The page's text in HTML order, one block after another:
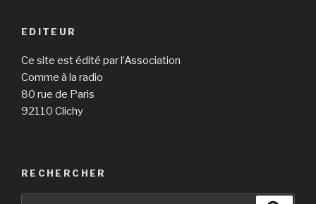
EDITEUR
Ce site est édité par l’Association
Comme à la radio
80 rue de Paris
92110 Clichy
RECHERCHER